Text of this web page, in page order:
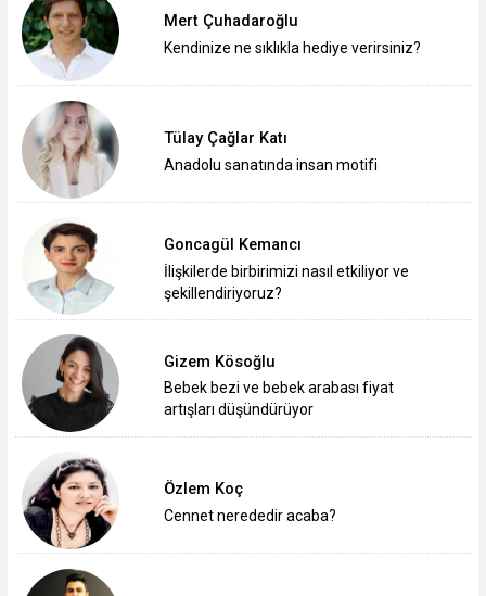
Mert Çuhadaroğlu
Kendinize ne sıklıkla hediye verirsiniz?
Tülay Çağlar Katı
Anadolu sanatında insan motifi
Goncagül Kemancı
İlişkilerde birbirimizi nasıl etkiliyor ve
şekillendiriyoruz?
Gizem Kösoğlu
Bebek bezi ve bebek arabası fiyat
artışları düşündürüyor
Özlem Koç
Cennet nerededir acaba?